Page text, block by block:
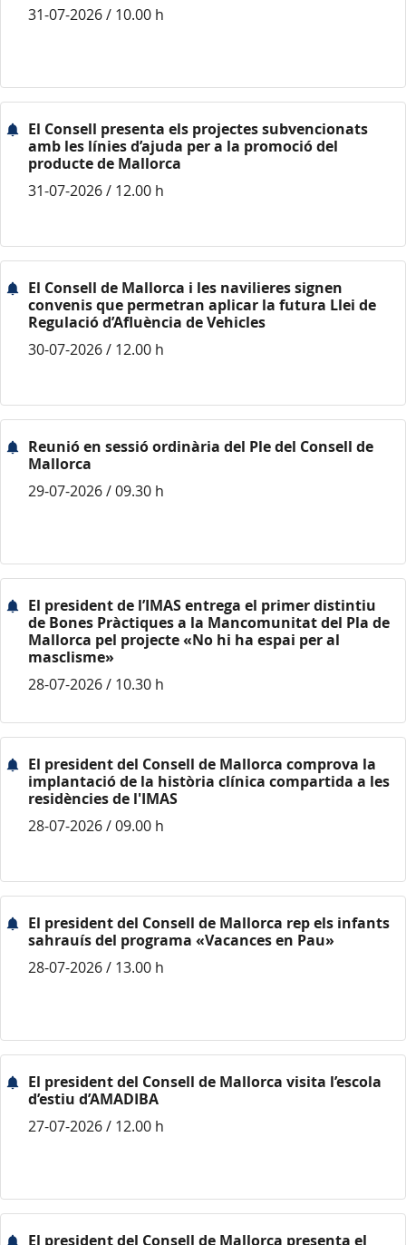
31-07-2026 / 10.00 h
El Consell presenta els projectes subvencionats
amb les línies d’ajuda per a la promoció del
producte de Mallorca
31-07-2026 / 12.00 h
El Consell de Mallorca i les navilieres signen
convenis que permetran aplicar la futura Llei de
Regulació d’Afluència de Vehicles
30-07-2026 / 12.00 h
Reunió en sessió ordinària del Ple del Consell de
Mallorca
29-07-2026 / 09.30 h
El president de l’IMAS entrega el primer distintiu
de Bones Pràctiques a la Mancomunitat del Pla de
Mallorca pel projecte «No hi ha espai per al
masclisme»
28-07-2026 / 10.30 h
El president del Consell de Mallorca comprova la
implantació de la història clínica compartida a les
residències de l'IMAS
28-07-2026 / 09.00 h
El president del Consell de Mallorca rep els infants
sahrauís del programa «Vacances en Pau»
28-07-2026 / 13.00 h
El president del Consell de Mallorca visita l’escola
d’estiu d’AMADIBA
27-07-2026 / 12.00 h
El president del Consell de Mallorca presenta el